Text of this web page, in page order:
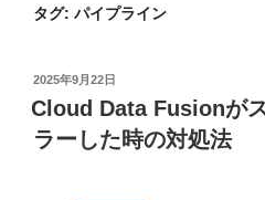
タグ: パイプライン
投
稿
日:
2025年9月22日
Cloud Data Fusionが
ラーした時の対処法